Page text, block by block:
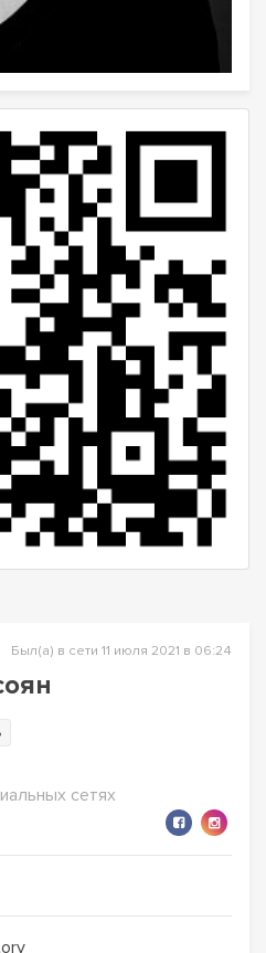
Был(а) в сети 11 июля 2021 в 06:24
сетях